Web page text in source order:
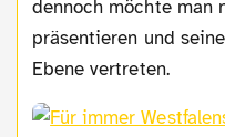
dennoch möchte man
präsentieren und
Ebene vertreten.